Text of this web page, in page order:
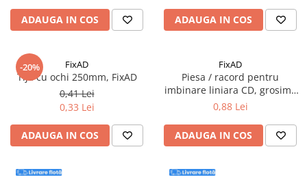
Accesorii unelte
Role abrazive
Instrumente de masurat si trasat
Rigle si echere
Rulete
Markere
elemente de fixare
ADAUGA IN COS ADAUGA IN COS
-20% FixAD
Tija cu ochi 250mm, FixAD
0,41 Lei
0,33 Lei
ADAUGA IN COS
FixAD
Piesa / racord pentru
imbinare liniara CD, grosime
0.50mm - 50 bucati/cutie
0,88 Lei
ADAUGA IN COS